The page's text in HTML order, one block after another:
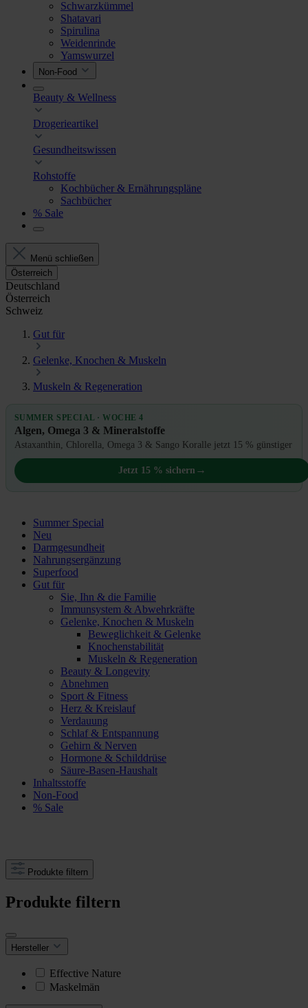
Schwarzkümmel
Shatavari
Spirulina
Weidenrinde
Yamswurzel
Non-Food
Beauty & Wellness
Drogerieartikel
Gesundheitswissen
Rohstoffe
Kochbücher & Ernährungspläne
Sachbücher
% Sale
Menü schließen
Österreich
Deutschland
Österreich
Schweiz
Gut für
Gelenke, Knochen & Muskeln
Muskeln & Regeneration
SUMMER SPECIAL · WOCHE 4
Algen, Omega 3 & Mineralstoffe
Astaxanthin, Chlorella, Omega 3 & Sango Koralle jetzt 15 % günstiger
Jetzt 15 % sichern →
Summer Special
Neu
Darmgesundheit
Nahrungsergänzung
Superfood
Gut für
Sie, Ihn & die Familie
Immunsystem & Abwehrkräfte
Gelenke, Knochen & Muskeln
Beweglichkeit & Gelenke
Knochenstabilität
Muskeln & Regeneration
Beauty & Longevity
Abnehmen
Sport & Fitness
Herz & Kreislauf
Verdauung
Schlaf & Entspannung
Gehirn & Nerven
Hormone & Schilddrüse
Säure-Basen-Haushalt
Inhaltsstoffe
Non-Food
% Sale
Produkte filtern
Produkte filtern
Hersteller
Effective Nature
Maskelmän